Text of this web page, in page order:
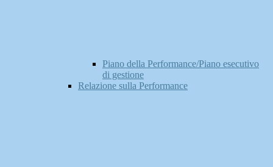
Piano della Performance/Piano esecutivo
di gestione
Relazione sulla Performance